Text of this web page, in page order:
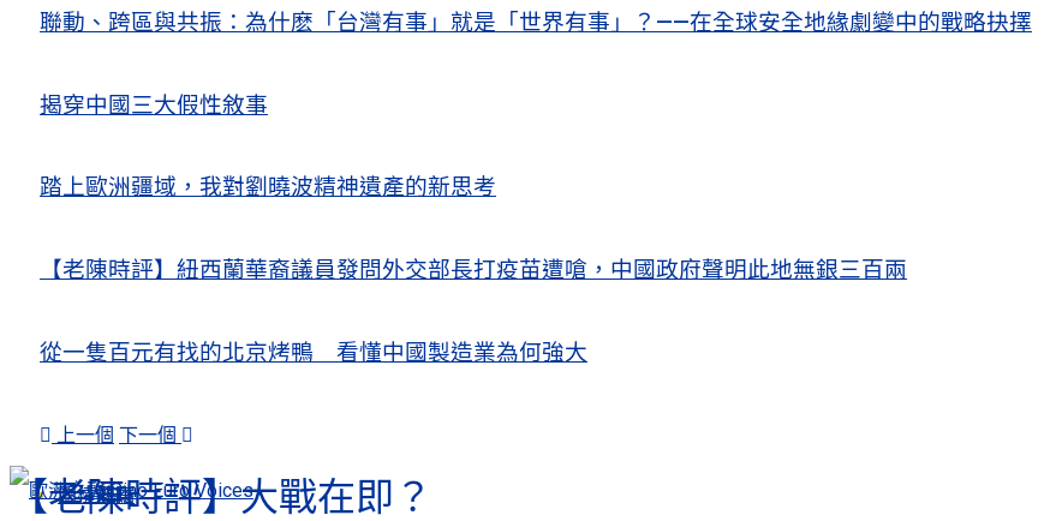
聯動、跨區與共振：為什麽「台灣有事」就是「世界有事」？——在全球安全地緣劇變中的戰略抉擇
揭穿中國三大假性敘事
踏上歐洲疆域，我對劉曉波精神遺產的新思考
【老陳時評】紐西蘭華裔議員發問外交部長打疫苗遭嗆，中國政府聲明此地無銀三百兩
從一隻百元有找的北京烤鴨 看懂中國製造業為何強大
上一個 下一個
人權觀察
關注熱點
【老陳時評】大戰在即？